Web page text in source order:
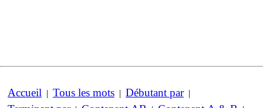
Accueil | Tous les mots | Débutant par|